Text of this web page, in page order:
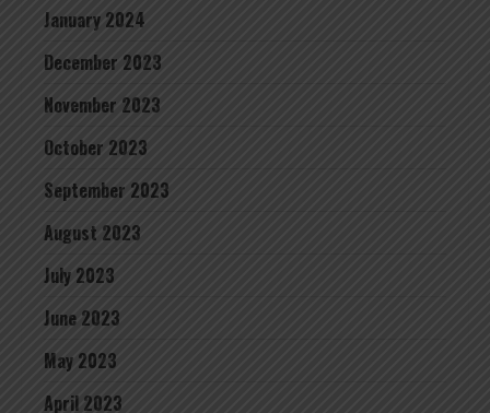
January 2024
December 2023
November 2023
October 2023
September 2023
August 2023
July 2023
June 2023
May 2023
April 2023